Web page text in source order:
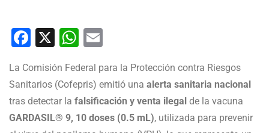
Facebook
X WhatsApp
La Comisión Federal para la Protección contra Riesgos
Sanitarios (Cofepris) emitió una alerta sanitaria nacional
tras detectar la falsificación y venta ilegal de la vacuna
GARDASIL® 9, 10 doses (0.5 mL), utilizada para prevenir